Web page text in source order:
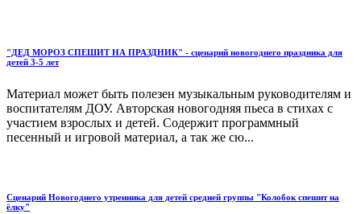
"ДЕД МОРОЗ СПЕШИТ НА ПРАЗДНИК" - сценарий новогоднего праздника для
детей 3-5 лет
Материал может быть полезен музыкальным руководителям и
воспитателям ДОУ. Авторская новогодняя пьеса в стихах с
участием взрослых и детей. Содержит программный
песенный и игровой материал, а так же сю...
Сценарий Новогоднего утренника для детей средней группы "Колобок спешит на
ёлку"